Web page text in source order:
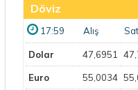
Döviz
17:59 Alış
Dolar 47,6951
Euro 55,0034